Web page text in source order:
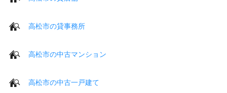
高松市の貸事務所
高松市の中古マンション
高松市の中古一戸建て